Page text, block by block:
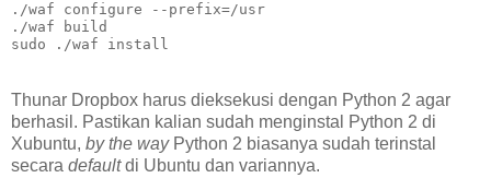
./waf configure --prefix=/usr
./waf build
sudo ./waf install
Thunar Dropbox harus dieksekusi dengan Python 2 agar
berhasil. Pastikan kalian sudah menginstal Python 2 di
Xubuntu, by the wayPython 2 biasanya sudah terinstal
secara defaultdi Ubuntu dan variannya.